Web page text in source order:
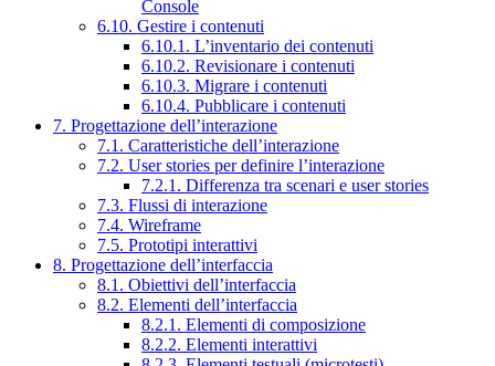
Console
6.10. Gestire i contenuti
6.10.1. L’inventario dei contenuti
6.10.2. Revisionare i contenuti
6.10.3. Migrare i contenuti
6.10.4. Pubblicare i contenuti
7. Progettazione dell’interazione
7.1. Caratteristiche dell’interazione
7.2. User stories per definire l’interazione
7.2.1. Differenza tra scenari e user stories
7.3. Flussi di interazione
7.4. Wireframe
7.5. Prototipi interattivi
8. Progettazione dell’interfaccia
8.1. Obiettivi dell’interfaccia
8.2. Elementi dell’interfaccia
8.2.1. Elementi di composizione
8.2.2. Elementi interattivi